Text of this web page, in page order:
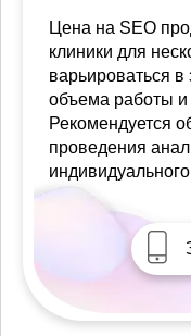
Цена на SEO
клиники для
варьироваться в
объема работы
Рекомендуется
проведения